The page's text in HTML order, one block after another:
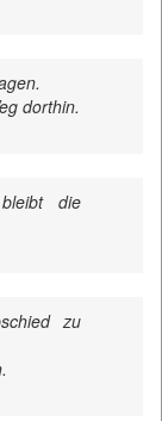
dorthin.
die
zu